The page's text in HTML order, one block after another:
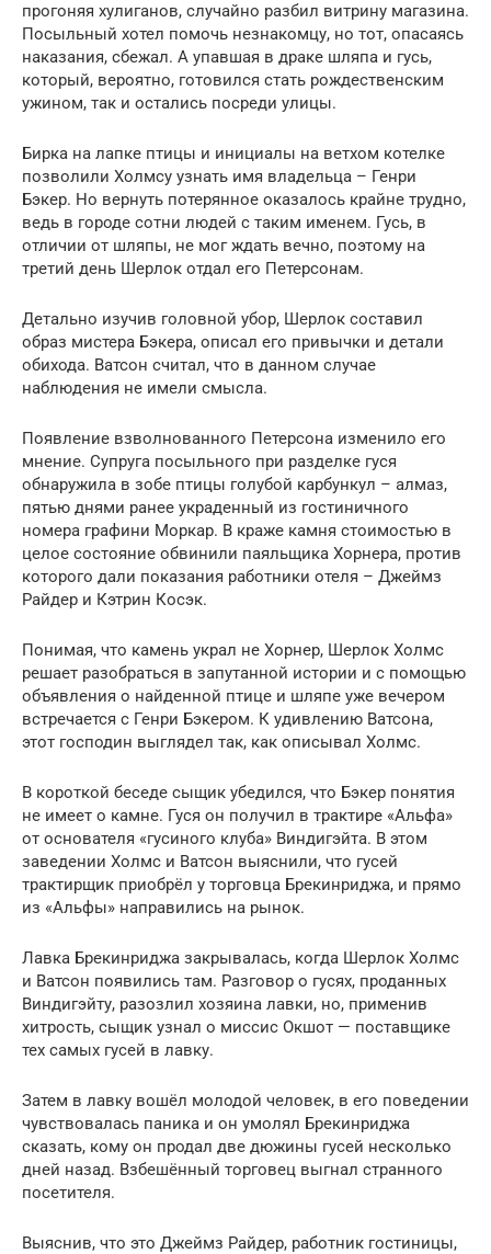
прогоняя хулиганов, случайно разбил витрину магазина.
Посыльный хотел помочь незнакомцу, но тот, опасаясь
наказания, сбежал. А упавшая в драке шляпа и гусь,
который, вероятно, готовился стать рождественским
ужином, так и остались посреди улицы.
Бирка на лапке птицы и инициалы на ветхом котелке
позволили Холмсу узнать имя владельца – Генри
Бэкер. Но вернуть потерянное оказалось крайне трудно,
ведь в городе сотни людей с таким именем. Гусь, в
отличии от шляпы, не мог ждать вечно, поэтому на
третий день Шерлок отдал его Петерсонам.
Детально изучив головной убор, Шерлок составил
образ мистера Бэкера, описал его привычки и детали
обихода. Ватсон считал, что в данном случае
наблюдения не имели смысла.
Появление взволнованного Петерсона изменило его
мнение. Супруга посыльного при разделке гуся
обнаружила в зобе птицы голубой карбункул – алмаз,
пятью днями ранее украденный из гостиничного
номера графини Моркар. В краже камня стоимостью в
целое состояние обвинили паяльщика Хорнера, против
которого дали показания работники отеля – Джеймз
Райдер и Кэтрин Косэк.
Понимая, что камень украл не Хорнер, Шерлок Холмс
решает разобраться в запутанной истории и с помощью
объявления о найденной птице и шляпе уже вечером
встречается с Генри Бэкером. К удивлению Ватсона,
этот господин выглядел так, как описывал Холмс.
В короткой беседе сыщик убедился, что Бэкер понятия
не имеет о камне. Гуся он получил в трактире «Альфа»
от основателя «гусиного клуба» Виндигэйта. В этом
заведении Холмс и Ватсон выяснили, что гусей
трактирщик приобрёл у торговца Брекинриджа, и прямо
из «Альфы» направились на рынок.
Лавка Брекинриджа закрывалась, когда Шерлок Холмс
и Ватсон появились там. Разговор о гусях, проданных
Виндигэйту, разозлил хозяина лавки, но, применив
хитрость, сыщик узнал о миссис Окшот — поставщике
тех самых гусей в лавку.
Затем в лавку вошёл молодой человек, в его поведении
чувствовалась паника и он умолял Брекинриджа
сказать, кому он продал две дюжины гусей несколько
дней назад. Взбешённый торговец выгнал странного
посетителя.
Выяснив, что это Джеймз Райдер, работник гостиницы,